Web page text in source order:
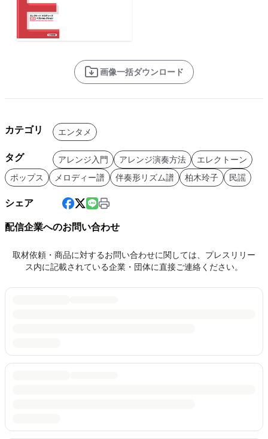
画像一括ダウンロード
カテゴリ エンタメ
タグ アレンジ入門 アレンジ演奏方法
エレクトーン
ポップス
メロディー譜 伴奏形リズム譜 柏木玲子 民謡
シェア
配信企業へのお問い合わせ
取材依頼・商品に対するお問い合わせに関しては、プレスリリー
ス内に記載されている企業・団体に直接ご連絡ください。